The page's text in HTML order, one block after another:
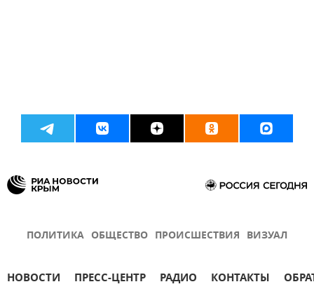
ПОЛИТИКА ОБЩЕСТВО ПРОИСШЕСТВИЯ ВИЗУАЛ
НОВОСТИ ПРЕСС-ЦЕНТР РАДИО КОНТАКТЫ